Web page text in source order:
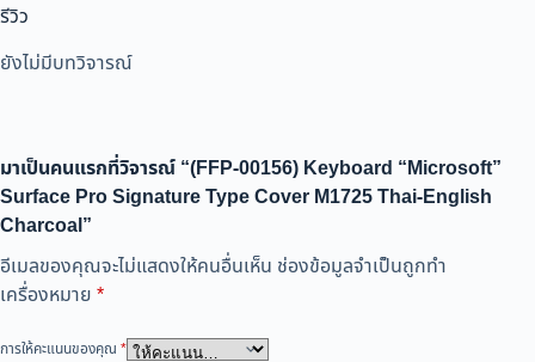
รีวิว
ยังไม่มีบทวิจารณ์
มาเป็นคนแรกที่วิจารณ์ “(FFP-00156) Keyboard “Microsoft”
Surface Pro Signature Type Cover M1725 Thai-English
Charcoal”
อีเมลของคุณจะไม่แสดงให้คนอื่นเห็น ช่องข้อมูลจำเป็นถูกทำ
เครื่องหมาย *
การให้คะแนนของคุณ *